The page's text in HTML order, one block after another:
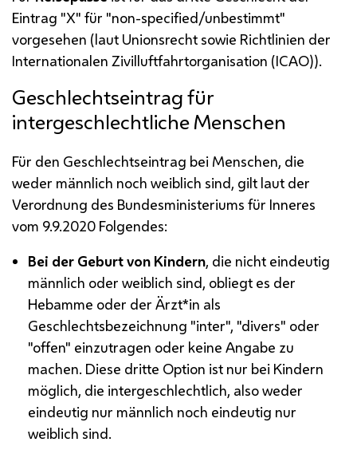
Eintrag "X" für "non-specified/unbestimmt"
vorgesehen (laut Unionsrecht sowie Richtlinien der
Internationalen Zivilluftfahrtorganisation (ICAO)).
Geschlechtseintrag für
intergeschlechtliche Menschen
Für den Geschlechtseintrag bei Menschen, die
weder männlich noch weiblich sind, gilt laut der
Verordnung des Bundesministeriums für Inneres
vom 9.9.2020 Folgendes:
Bei der Geburt von Kindern, die nicht eindeutig
männlich oder weiblich sind, obliegt es der
Hebamme oder der Ärzt*in als
Geschlechtsbezeichnung "inter", "divers" oder
"offen" einzutragen oder keine Angabe zu
machen. Diese dritte Option ist nur bei Kindern
möglich, die intergeschlechtlich, also weder
eindeutig nur männlich noch eindeutig nur
weiblich sind.